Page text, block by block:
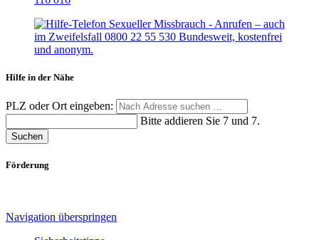
Hilfe in der Nähe
PLZ oder Ort eingeben:
Bitte addieren Sie 7 und 7.
Suchen
Förderung
Navigation überspringen